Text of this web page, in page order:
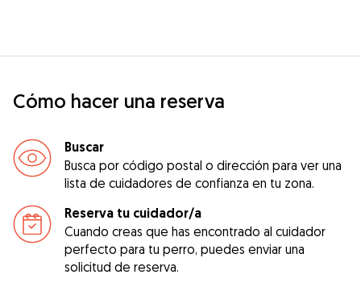
Cómo hacer una reserva
Buscar
Busca por código postal o dirección para ver una
lista de cuidadores de confianza en tu zona.
Reserva tu cuidador/a
Cuando creas que has encontrado al cuidador
perfecto para tu perro, puedes enviar una
solicitud de reserva.